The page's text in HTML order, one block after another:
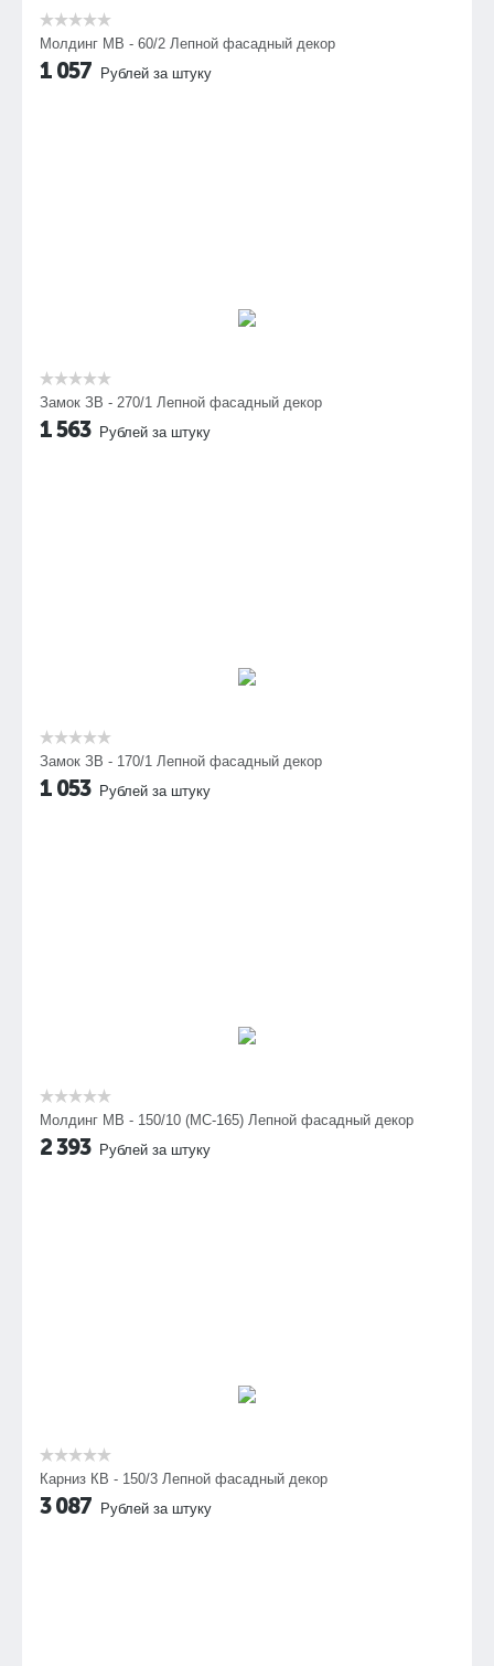
Молдинг МВ - 60/2 Лепной фасадный декор
1 057 Рублей за штуку
Замок ЗВ - 270/1 Лепной фасадный декор
1 563 Рублей за штуку
Замок ЗВ - 170/1 Лепной фасадный декор
1 053 Рублей за штуку
Молдинг МВ - 150/10 (МС-165) Лепной фасадный декор
2 393 Рублей за штуку
Карниз КВ - 150/3 Лепной фасадный декор
3 087 Рублей за штуку